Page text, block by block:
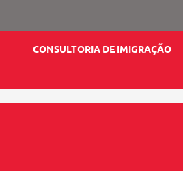
CONSULTORIA DE IMIGRAÇÃO